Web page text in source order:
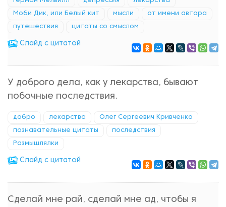
Моби Дик, или Белый кит мысли от имени автора
путешествия цитаты со смыслом
Cлайд с цитатой
У доброго дела, как у лекарства, бывают
побочные последствия.
добро лекарства Олег Сергеевич Кривченко
познавательные цитаты последствия
Размышлялки
Cлайд с цитатой
Сделай мне рай, сделай мне ад, чтобы я